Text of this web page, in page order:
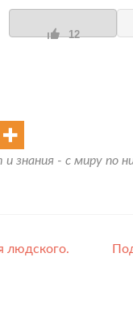
12
и знания - с миру по
людского.